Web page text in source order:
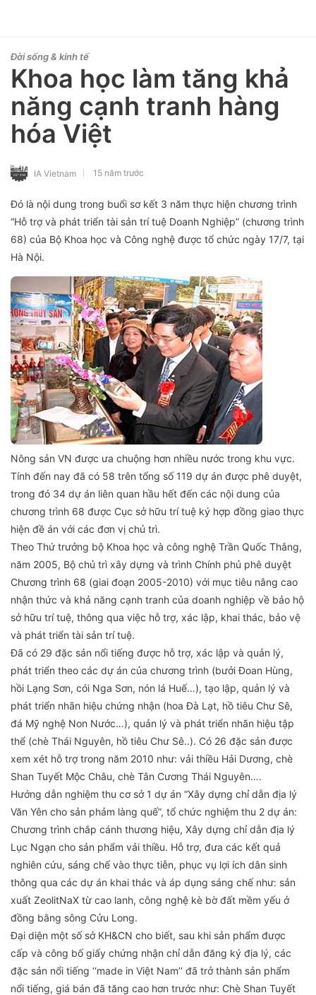
Đời sống & kinh tế
Khoa học làm tăng khả
năng cạnh tranh hàng
hóa Việt
IA Vietnam 15 năm trước
Đó là nội dung trong buổi sơ kết 3 năm thực hiện chương trình
“Hỗ trợ và phát triển tài sản trí tuệ Doanh Nghiệp” (chương trình
68) của Bộ Khoa học và Công nghệ được tổ chức ngày 17/7, tại
Hà Nội.
Nông sản VN được ưa chuộng hơn nhiều nước trong khu vực.
Tính đến nay đã có 58 trên tổng số 119 dự án được phê duyệt,
trong đó 34 dự án liên quan hầu hết đến các nội dung của
chương trình 68 được Cục sở hữu trí tuệ ký hợp đồng giao thực
hiện đề án với các đơn vị chủ trì.
Theo Thứ trưởng bộ Khoa học và công nghệ Trần Quốc Thắng,
năm 2005, Bộ chủ trì xây dựng và trình Chính phủ phê duyệt
Chương trình 68 (giai đoạn 2005-2010) với mục tiêu nâng cao
nhận thức và khả năng cạnh tranh của doanh nghiệp về bảo hộ
sở hữu trí tuệ, thông qua việc hỗ trợ, xác lập, khai thác, bảo vệ
và phát triển tài sản trí tuệ.
Đã có 29 đặc sản nổi tiếng được hỗ trợ, xác lập và quản lý,
phát triển theo các dự án của chương trình (bưởi Đoan Hùng,
hồi Lạng Sơn, cói Nga Sơn, nón lá Huế…), tạo lập, quản lý và
phát triển nhãn hiệu chứng nhận (hoa Đà Lạt, hồ tiêu Chư Sê,
đá Mỹ nghệ Non Nước…), quản lý và phát triển nhãn hiệu tập
thể (chè Thái Nguyên, hồ tiêu Chư Sê..). Có 26 đặc sản được
xem xét hỗ trợ trong năm 2010 như: vải thiều Hải Dương, chè
Shan Tuyết Mộc Châu, chè Tân Cương Thái Nguyên….
Hướng dẫn nghiệm thu cơ sở 1 dự án “Xây dựng chỉ dẫn địa lý
Văn Yên cho sản phảm làng quế”, tổ chức nghiệm thu 2 dự án:
Chương trình chắp cánh thương hiệu, Xây dựng chỉ dẫn địa lý
Lục Ngạn cho sản phẩm vải thiều. Hỗ trợ, đưa các kết quả
nghiên cứu, sáng chế vào thực tiễn, phục vụ lợi ích dân sinh
thông qua các dự án khai thác và áp dụng sáng chế như: sản
xuất ZeolitNaX từ cao lanh, công nghệ kè bờ đất mềm yếu ở
đồng bằng sông Cửu Long.
Đại diện một số sở KH&CN cho biết, sau khi sản phẩm được
cấp và công bố giấy chứng nhận chỉ dẫn đăng ký địa lý, các
đặc sản nổi tiếng ‘‘made in Việt Nam’’ đã trở thành sản phẩm
nổi tiếng, giá bán đã tăng cao hơn trước như: Chè Shan Tuyết